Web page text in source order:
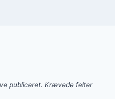
publiceret. Krævede felter